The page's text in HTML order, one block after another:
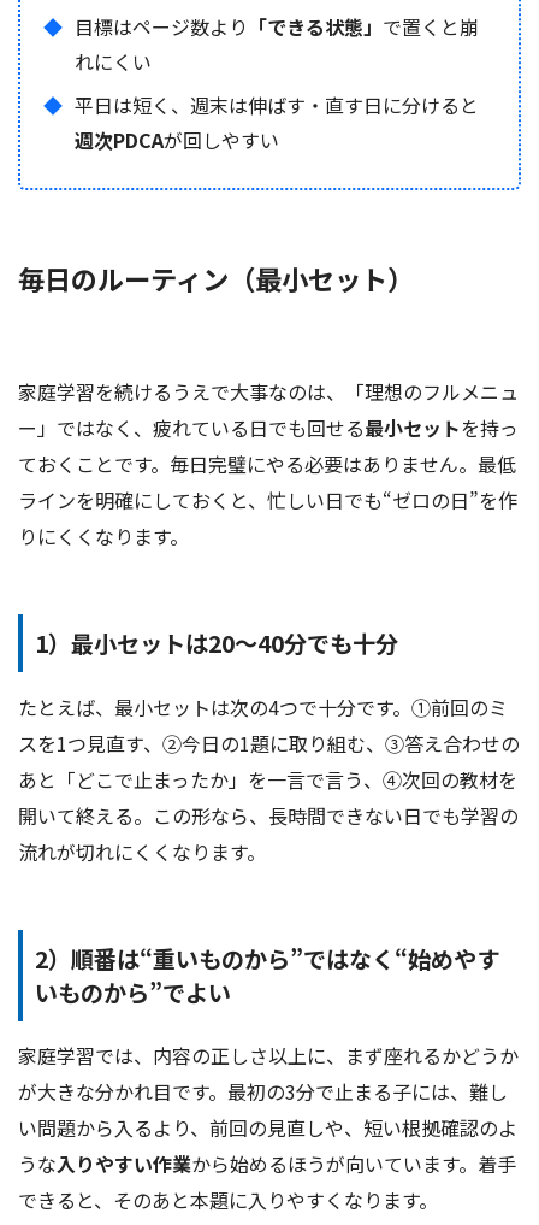
目標はページ数より 「できる状態」 で置くと崩
れにくい
平日は短く、週末は伸ばす・直す日に分けると
週次PDCAが回しやすい
毎日のルーティン（最小セット）
家庭学習を続けるうえで大事なのは、「理想のフルメニュ
ー」ではなく、疲れている日でも回せる最小セットを持っ
ておくことです。毎日完璧にやる必要はありません。最低
ラインを明確にしておくと、忙しい日でも“ゼロの日”を作
りにくくなります。
1）最小セットは20〜40分でも十分
たとえば、最小セットは次の4つで十分です。①前回のミ
スを1つ見直す、②今日の1題に取り組む、③答え合わせの
あと「どこで止まったか」を一言で言う、④次回の教材を
開いて終える。この形なら、長時間できない日でも学習の
流れが切れにくくなります。
2）順番は“重いものから”ではなく“始めやす
いものから”でよい
家庭学習では、内容の正しさ以上に、まず座れるかどうか
が大きな分かれ目です。最初の3分で止まる子には、難し
い問題から入るより、前回の見直しや、短い根拠確認のよ
うな入りやすい作業から始めるほうが向いています。着手
できると、そのあと本題に入りやすくなります。